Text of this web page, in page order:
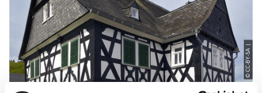
© CC-BY-SA |